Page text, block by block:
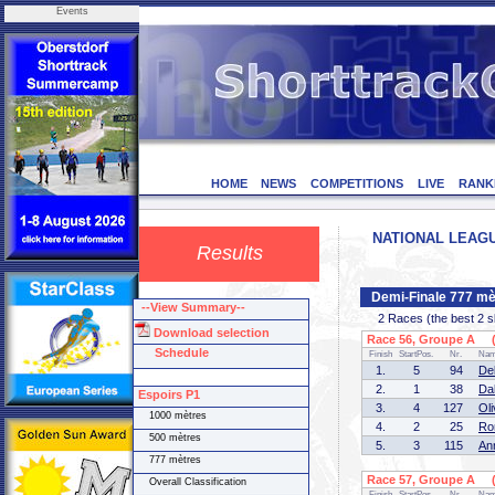
Events
HOME NEWS COMPETITIONS LIVE
Results
NATIONAL
Demi-Finale 777
2 Races (the best 2
Race 56, Groupe A
Finish StartPos. Nr.
1. 5 94
2.
1 38
3.
4 127
4.
2 25
5.
3 115
Race 57, Groupe A
--View Summary--
Download selection
Schedule
Espoirs P1
1000 mètres
500 mètres
777 mètres
Overall Classification